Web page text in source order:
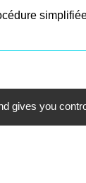
gives you